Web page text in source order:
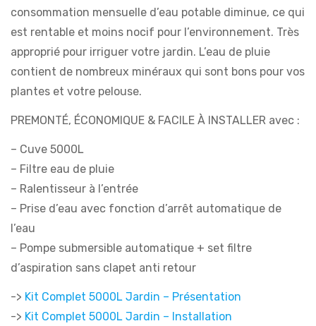
consommation mensuelle d’eau potable diminue, ce qui
est rentable et moins nocif pour l’environnement. Très
approprié pour irriguer votre jardin. L’eau de pluie
contient de nombreux minéraux qui sont bons pour vos
plantes et votre pelouse.
PREMONTÉ, ÉCONOMIQUE & FACILE À INSTALLER avec :
– Cuve 5000L
– Filtre eau de pluie
– Ralentisseur à l’entrée
– Prise d’eau avec fonction d’arrêt automatique de
l’eau
– Pompe submersible automatique + set filtre
d’aspiration sans clapet anti retour
-> Kit Complet 5000L Jardin – Présentation
-> Kit Complet 5000L Jardin – Installation